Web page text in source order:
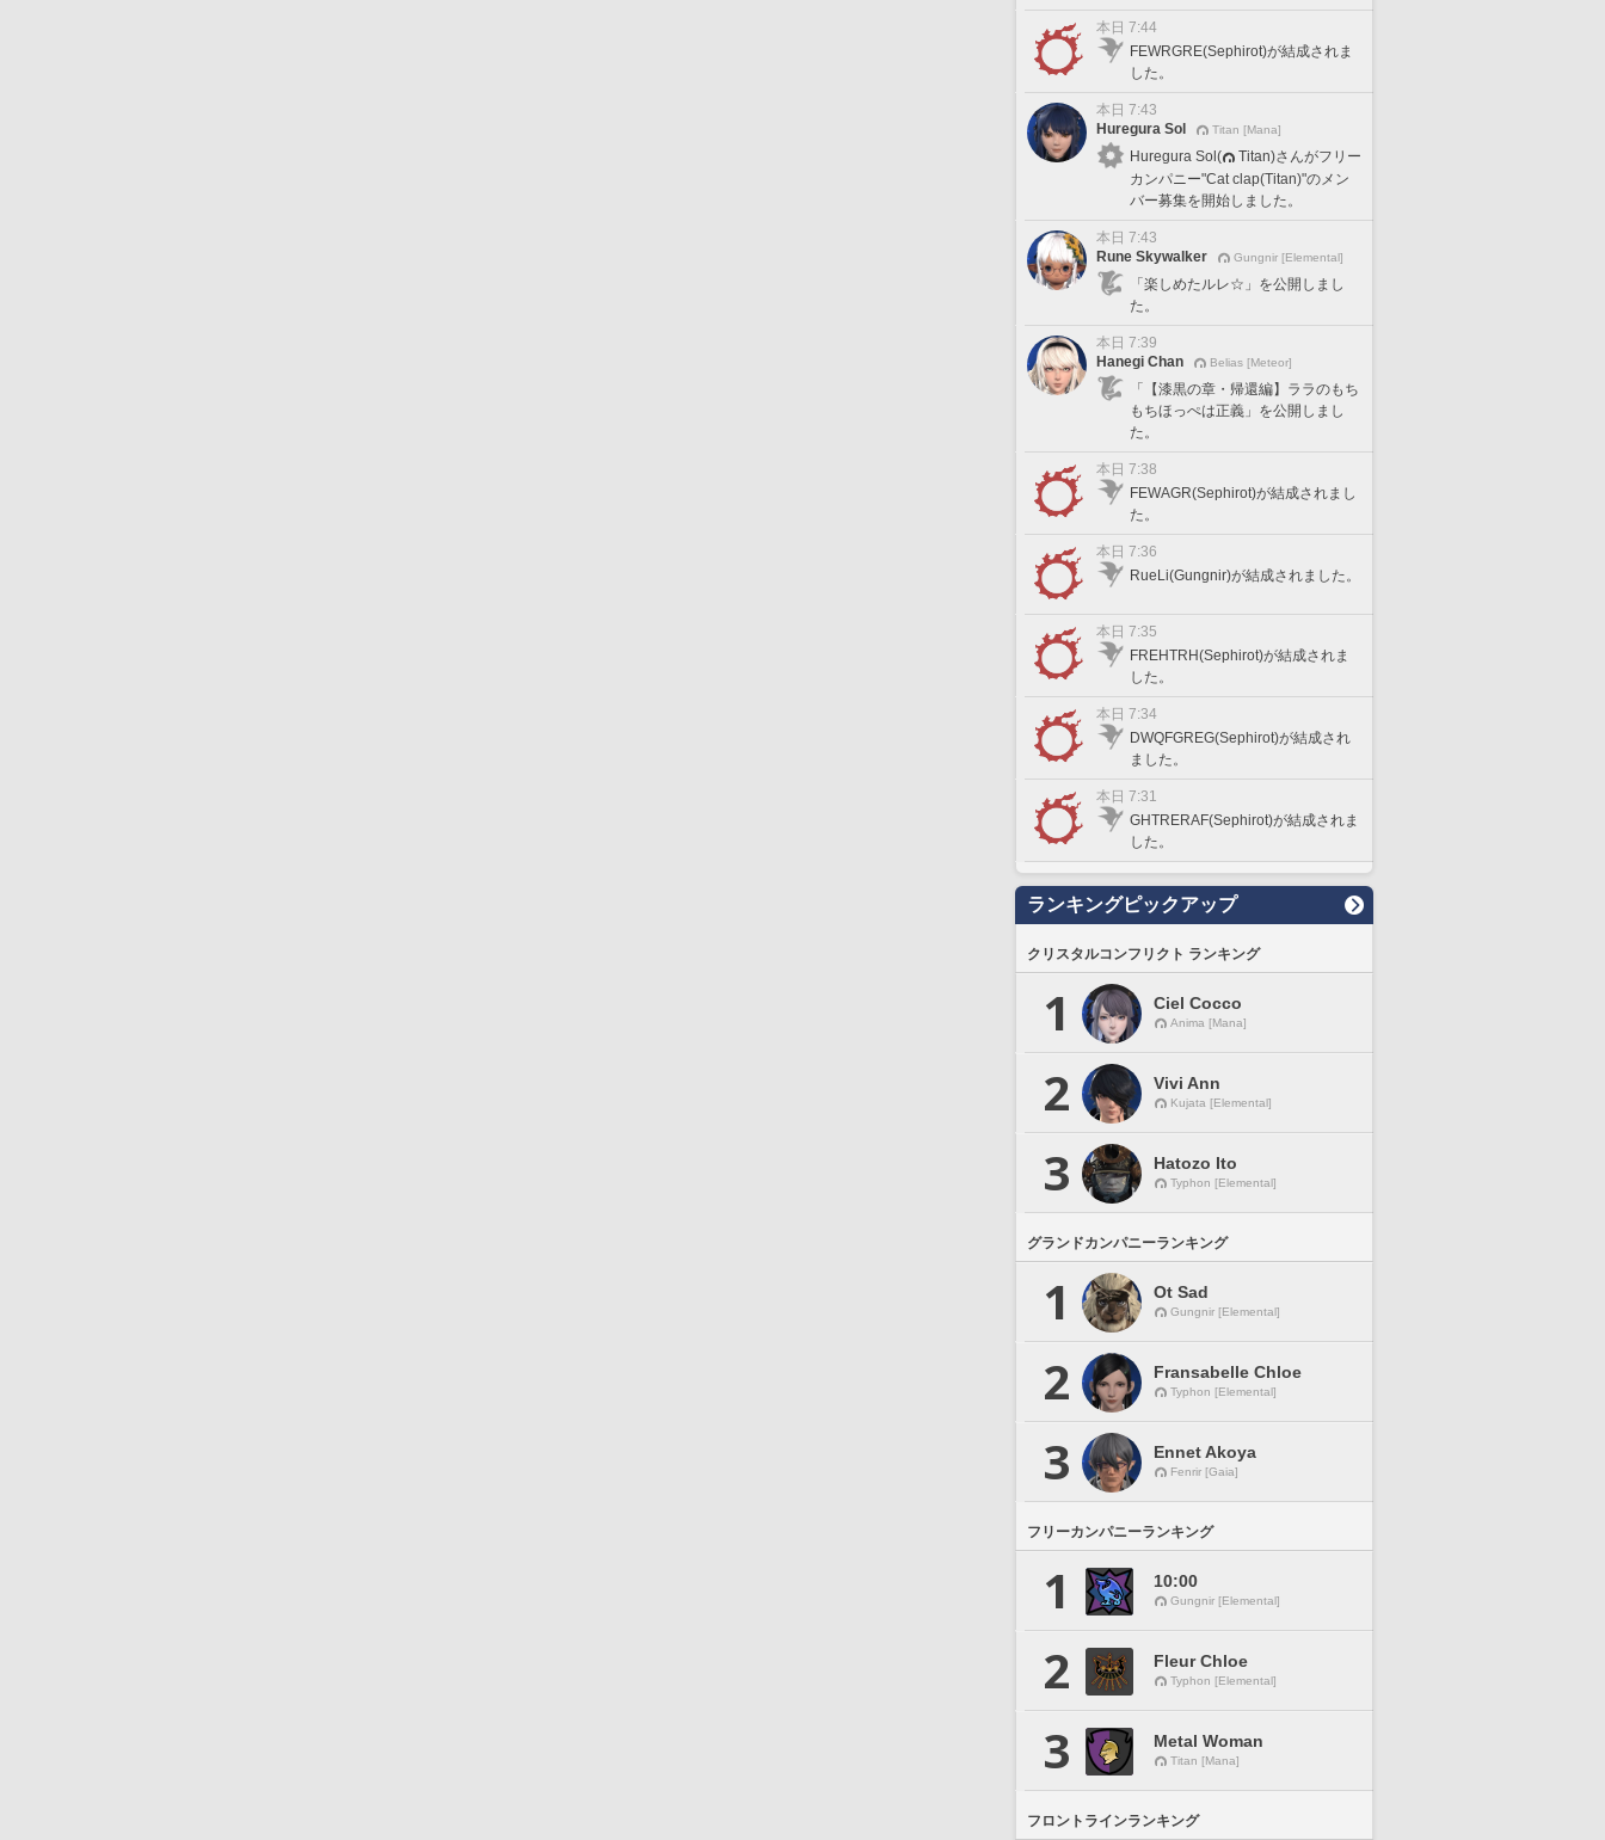
本日 7:44
FEWRGRE(Sephirot)が結成されま
した。
本日 7:43
Huregura Sol
Titan [Mana]
Huregura Sol(
Titan)さんがフリー
カンパニー"Cat clap(Titan)"のメン
バー募集を開始しました。
本日 7:43
Rune Skywalker
Gungnir [Elemental]
「楽しめたルレ☆」を公開しまし
た。
本日 7:39
Hanegi Chan
Belias [Meteor]
「【漆黒の章・帰還編】ララのもち
もちほっぺは正義」を公開しまし
た。
本日 7:38
FEWAGR(Sephirot)が結成されまし
た。
本日 7:36
RueLi(Gungnir)が結成されました。
本日 7:35
FREHTRH(Sephirot)が結成されま
した。
本日 7:34
DWQFGREG(Sephirot)が結成され
ました。
本日 7:31
GHTRERAF(Sephirot)が結成されま
した。
ランキングピックアップ
クリスタルコンフリクト ランキング
1 Ciel Cocco
Anima [Mana]
2 Vivi Ann
Kujata [Elemental]
3 Hatozo Ito
Typhon [Elemental]
グランドカンパニーランキング
1 Ot Sad
Gungnir [Elemental]
2 Fransabelle Chloe
Typhon [Elemental]
3 Ennet Akoya
Fenrir [Gaia]
フリーカンパニーランキング
1 10:00
Gungnir [Elemental]
2 Fleur Chloe
Typhon [Elemental]
3 Metal Woman
Titan [Mana]
フロントラインランキング